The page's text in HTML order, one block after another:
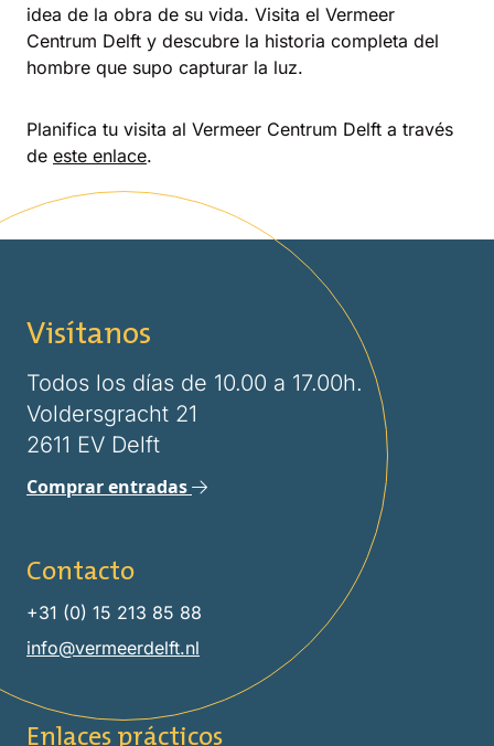
idea de la obra de su vida. Visita el Vermeer
Centrum Delft y descubre la historia completa del
hombre que supo capturar la luz.
Planifica tu visita al Vermeer Centrum Delft a través
de este enlace.
Visítanos
Todos los días de 10.00 a 17.00h.
Voldersgracht 21
2611 EV Delft
Comprar entradas
Contacto
+31 (0) 15 213 85 88
info@vermeerdelft.nl
Enlaces prácticos